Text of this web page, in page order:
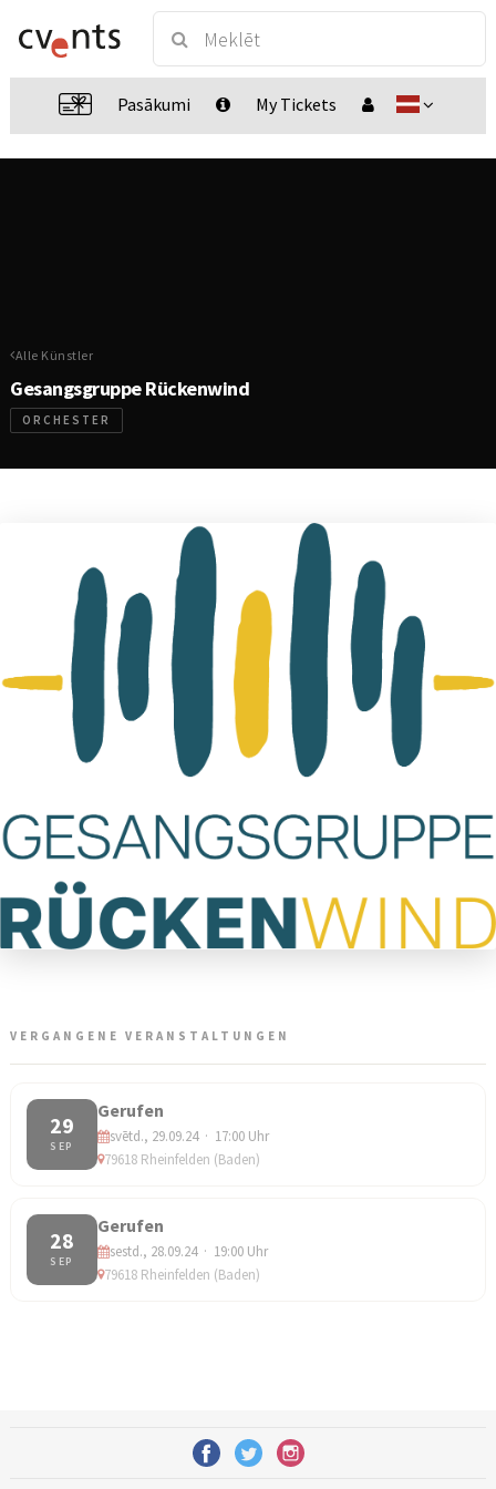
Pasākumi My Tickets
Alle Künstler
Gesangsgruppe Rückenwind
ORCHESTER
VERGANGENE VERANSTALTUNGEN
29
SEP
Gerufen
svētd., 29.09.24 · 17:00 Uhr
79618 Rheinfelden (Baden)
28
SEP
Gerufen
sestd., 28.09.24 · 19:00 Uhr
79618 Rheinfelden (Baden)